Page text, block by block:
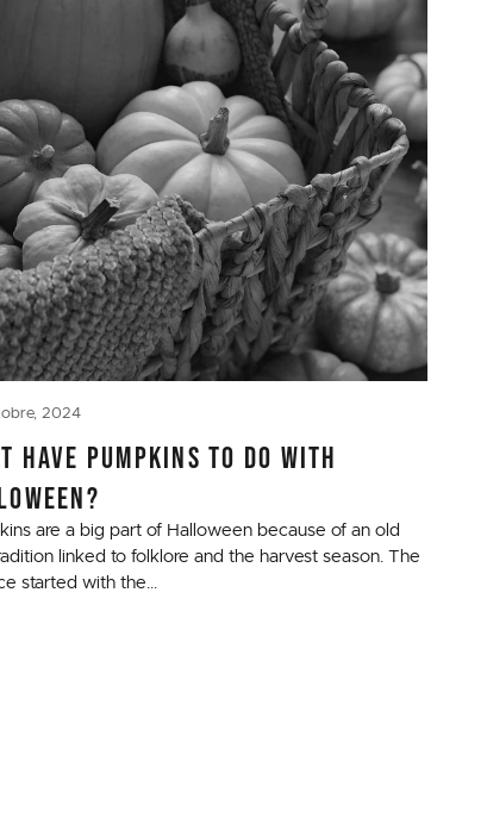
2024
HAVE PUMPKINS TO DO WITH
are a big part of Halloween because of an old
linked to folklore and the harvest season. The
started with the...